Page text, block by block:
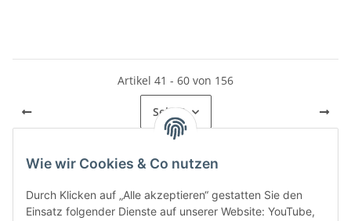
Artikel 41 - 60 von 156
Seite3
Kategorien
Wie wir Cookies & Co nutzen
Durch Klicken auf „Alle akzeptieren“ gestatten Sie den
Einsatz folgender Dienste auf unserer Website: YouTube,